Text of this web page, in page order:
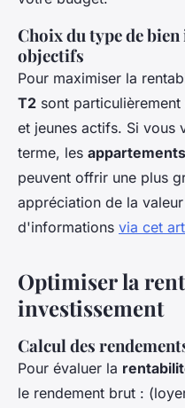
Choix du type de
objectifs
Pour maximiser la
T2 sont
et jeunes actifs. Si vous
terme, les
peuvent offrir une plus
appréciation de la
d'informations via cet
Optimiser la
investissement
Calcul des
Pour évaluer la
le rendement brut :